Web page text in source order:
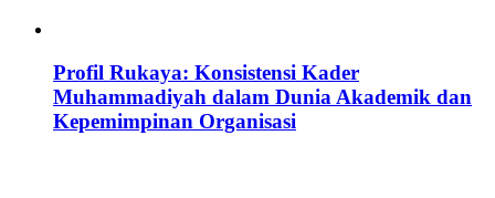
Profil Rukaya: Konsistensi Kader
Muhammadiyah dalam Dunia Akademik dan
Kepemimpinan Organisasi